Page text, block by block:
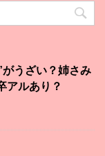
うざい？姉さみ
アルあり？